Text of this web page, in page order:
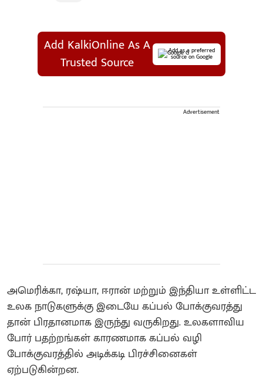
Add KalkiOnline As A
Trusted Source
Add as a preferred
source on Google
Advertisement
அமெரிக்கா, ரஷ்யா, ஈரான் மற்றும் இந்தியா உள்ளிட்ட
உலக நாடுகளுக்கு இடையே கப்பல் போக்குவரத்து
தான் பிரதானமாக இருந்து வருகிறது. உலகளாவிய
போர் பதற்றங்கள் காரணமாக கப்பல் வழி
போக்குவரத்தில் அடிக்கடி பிரச்சினைகள்
ஏற்படுகின்றன.